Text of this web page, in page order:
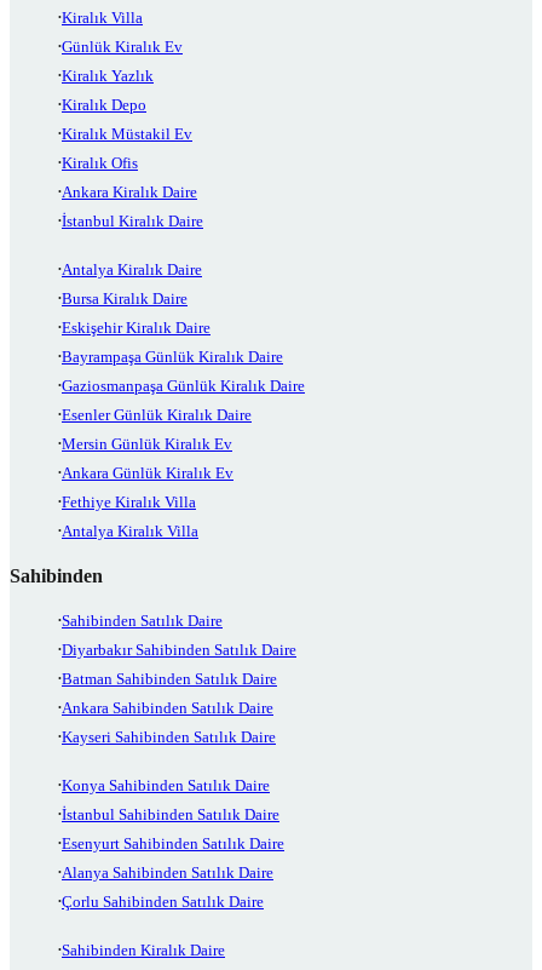
Kiralık Villa
Günlük Kiralık Ev
Kiralık Yazlık
Kiralık Depo
Kiralık Müstakil Ev
Kiralık Ofis
Ankara Kiralık Daire
İstanbul Kiralık Daire
Antalya Kiralık Daire
Bursa Kiralık Daire
Eskişehir Kiralık Daire
Bayrampaşa Günlük Kiralık Daire
Gaziosmanpaşa Günlük Kiralık Daire
Esenler Günlük Kiralık Daire
Mersin Günlük Kiralık Ev
Ankara Günlük Kiralık Ev
Fethiye Kiralık Villa
Antalya Kiralık Villa
Sahibinden
Sahibinden Satılık Daire
Diyarbakır Sahibinden Satılık Daire
Batman Sahibinden Satılık Daire
Ankara Sahibinden Satılık Daire
Kayseri Sahibinden Satılık Daire
Konya Sahibinden Satılık Daire
İstanbul Sahibinden Satılık Daire
Esenyurt Sahibinden Satılık Daire
Alanya Sahibinden Satılık Daire
Çorlu Sahibinden Satılık Daire
Sahibinden Kiralık Daire